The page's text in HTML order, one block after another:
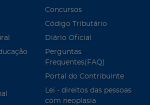
Concursos
Código Tributário
Diário Oficial
Perguntas
Frequentes(FAQ)
Portal do Contribuinte
Lei - direitos das pessoas
com neoplasia